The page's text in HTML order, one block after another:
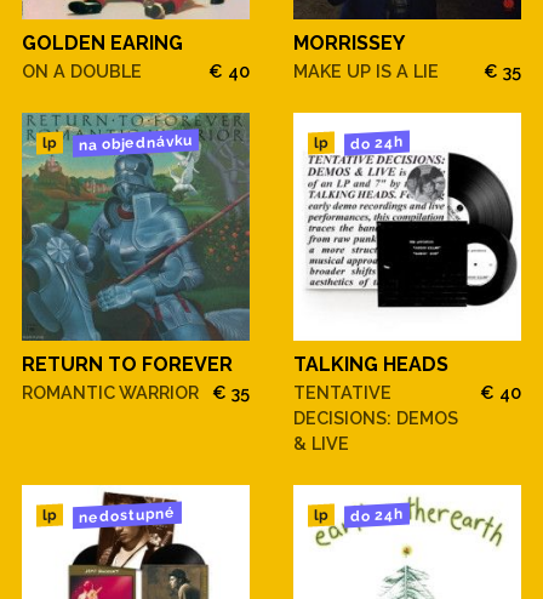
GOLDEN EARING
ON A DOUBLE € 40
MORRISSEY
MAKE UP IS A LIE € 35
lp na objednávku
RETURN TO FOREVER
ROMANTIC WARRIOR € 35
lp do 24h
TALKING HEADS
TENTATIVE
DECISIONS: DEMOS
& LIVE
€ 40
lp nedostupné lp do 24h